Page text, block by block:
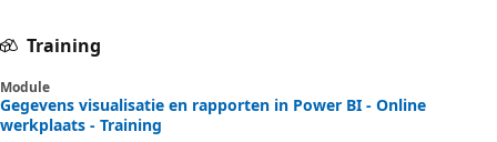
Training
Module
Gegevens visualisatie en rapporten in Power BI - Online
werkplaats - Training